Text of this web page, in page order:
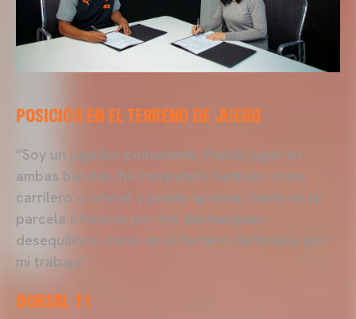
POSICIÓN EN EL TERRENO DE JUEGO
“Soy un jugador polivalente. Puedo jugar en
ambas bandas, he competido también como
carrilero o lateral y puedo aportar, tanto en la
parcela ofensiva por mis desmarques,
desequilibrio como en el terreno defensivo por
mi trabajo”.
DORSAL 11